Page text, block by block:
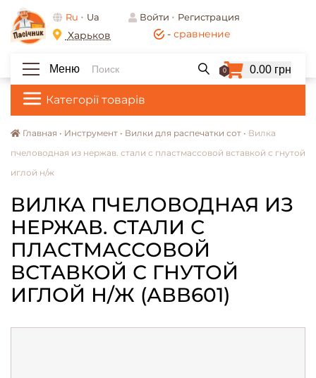
-сравнение
Ru Ua Войти Регистрация
Харьков
Категорії товарів
Меню 0 0.00 грн
Главная • Инструмент • Вилки для распечатки сот • Вилка
пчеловодная из нержав. стали с пластмассовой вставкой с гнутой
иглой н/ж
ВИЛКА ПЧЕЛОВОДНАЯ ИЗ
НЕРЖАВ. СТАЛИ С
ПЛАСТМАССОВОЙ
ВСТАВКОЙ С ГНУТОЙ
ИГЛОЙ Н/Ж (АВВ601)